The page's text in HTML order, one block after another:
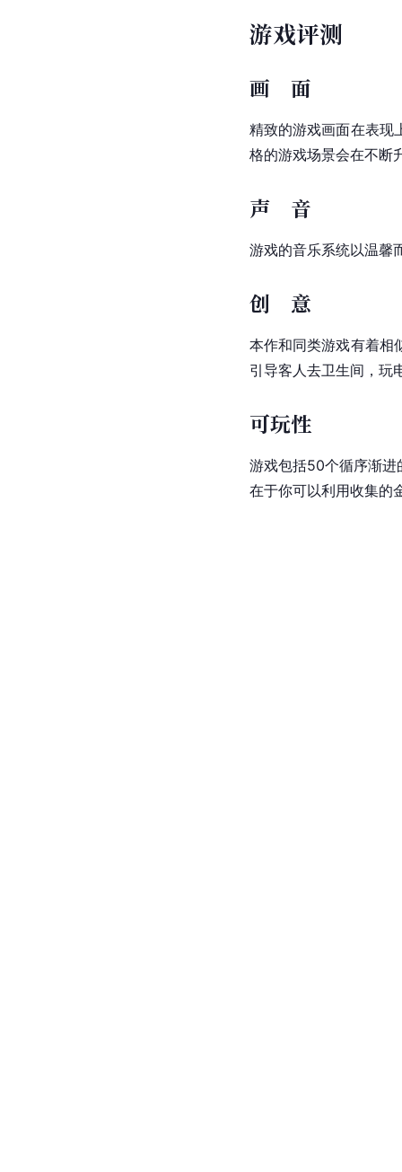
游戏评测
画 面
精致的游戏画面在表现
格的游戏场景会在不断
声 音
游戏的音乐系统以温馨
创 意
本作和同类游戏有着相
引导客人去卫生间，玩
可玩性
游戏包括50个循序渐进
在于你可以利用收集的